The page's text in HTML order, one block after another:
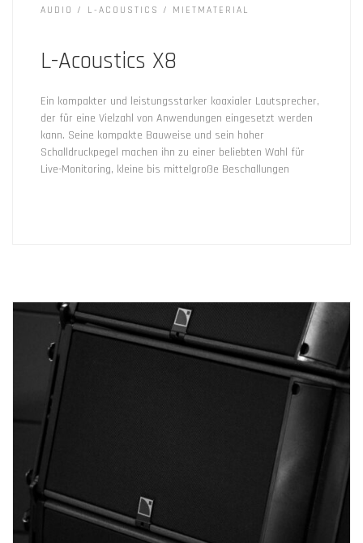
AUDIO L-ACOUSTICS MIETMATERIAL
L-Acoustics X8
Ein kompakter und leistungsstarker koaxialer Lautsprecher,
der für eine Vielzahl von Anwendungen eingesetzt werden
kann. Seine kompakte Bauweise und sein hoher
Schalldruckpegel machen ihn zu einer beliebten Wahl für
Live-Monitoring, kleine bis mittelgroße Beschallungen